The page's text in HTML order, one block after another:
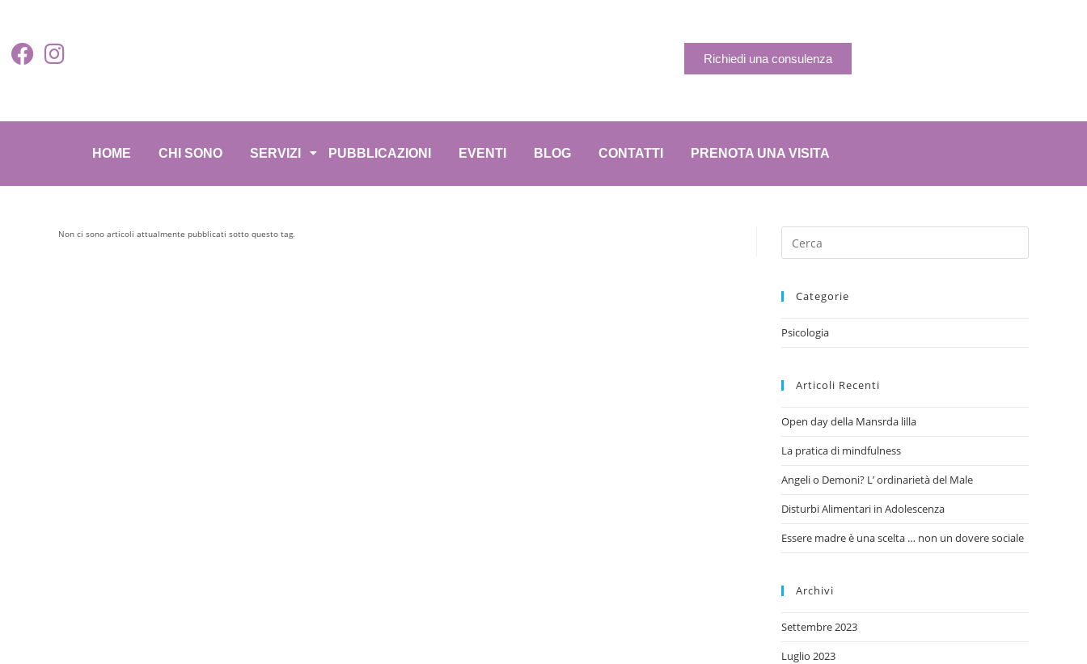
Richiedi una consulenza
HOME CHI SONO SERVIZI PUBBLICAZIONI EVENTI BLOG CONTATTI PRENOTA UNA VISITA
Non ci sono articoli attualmente pubblicati sotto questo tag.
Categorie
Psicologia
Articoli Recenti
Open day della Mansrda lilla
La pratica di mindfulness
Angeli o Demoni? L’ ordinarietà del Male
Disturbi Alimentari in Adolescenza
Essere madre è una scelta … non un dovere sociale
Archivi
Settembre 2023
Luglio 2023